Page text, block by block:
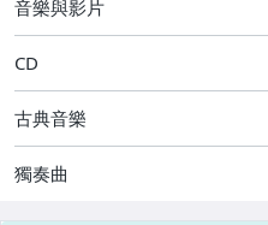
音樂與影片
CD
古典音樂
獨奏曲